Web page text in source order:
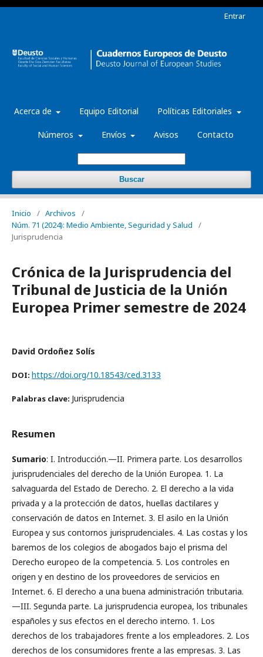
Acerca de Equipo Editorial Políticas Editoriales
Números Envíos Avisos Contacto
Buscar
Entrar
Inicio / Archivos
/
Núm. 71 (2024): Medio Ambiente, Seguridad y Salud
/
Jurisprudencia
Crónica de la Jurisprudencia del
Tribunal de Justicia de la Unión
Europea Primer semestre de 2024
David Ordoñez Solís
DOI: https://doi.org/10.18543/ced.3133
Palabras clave: Jurisprudencia
Resumen
Sumario: I. Introducción.—II. Primera parte. Los desarrollos
jurisprudenciales del derecho de la Unión Europea. 1. La
salvaguarda del Estado de Derecho. 2. El derecho a la vida
privada y a la protección de datos, huellas dactilares y
conservación de datos en Internet. 3. El asilo en la Unión
Europea y sus contornos jurisprudenciales. 4. Las costas y los
baremos de los colegios de abogados bajo el prisma del
Derecho europeo de la competencia. 5. Los controles en
origen y en destino de los proveedores de servicios en
Internet. 6. El derecho a una buena administración tributaria.
—III. Segunda parte. La jurisprudencia europea, los tribunales
españoles y sus efectos en el derecho interno. 1. Los
derechos de los trabajadores frente a los empleadores. 2. Los
derechos de los consumidores frente a las empresas. 3. Las